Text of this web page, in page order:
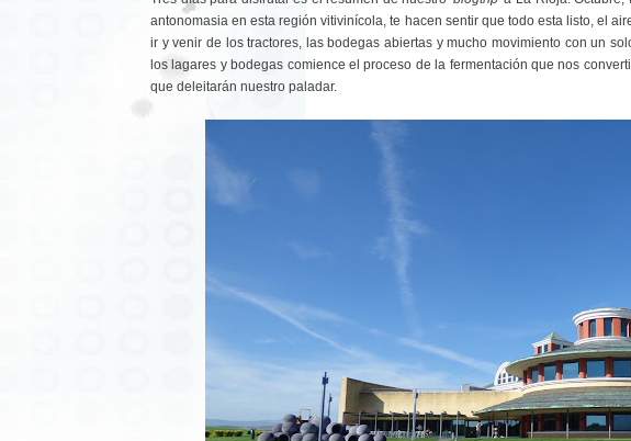
antonomasia en esta región vitivinícola, te hacen sentir que todo esta listo, el
ir y venir de los tractores, las bodegas abiertas y mucho movimiento con un
los lagares y bodegas comience el proceso de la fermentación que nos
que deleitarán nuestro paladar.